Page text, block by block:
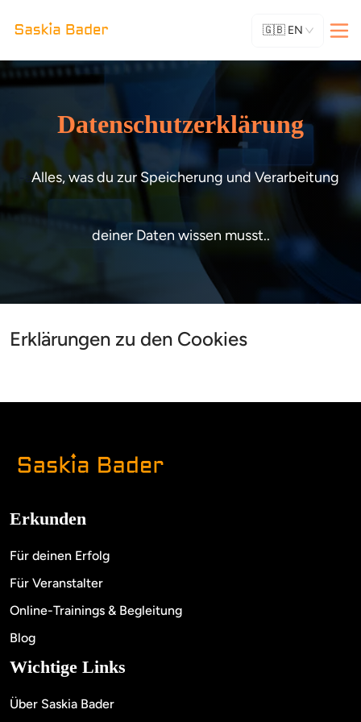
🇬🇧 EN
Datenschutzerklärung
-aAlles, was du zur Speicherung und Verarbeitung
deiner Daten wissen musst..
Erklärungen zu den Cookies
Erkunden
Für deinen Erfolg
Für Veranstalter
Online-Trainings & Begleitung
Blog
Wichtige Links
Über Saskia Bader